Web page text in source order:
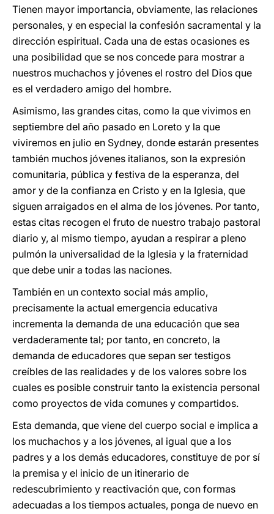
Tienen mayor importancia, obviamente, las relaciones
personales, y en especial la confesión sacramental y la
dirección espiritual. Cada una de estas ocasiones es
una posibilidad que se nos concede para mostrar a
nuestros muchachos y jóvenes el rostro del Dios que
es el verdadero amigo del hombre.
Asimismo, las grandes citas, como la que vivimos en
septiembre del año pasado en Loreto y la que
viviremos en julio en Sydney, donde estarán presentes
también muchos jóvenes italianos, son la expresión
comunitaria, pública y festiva de la esperanza, del
amor y de la confianza en Cristo y en la Iglesia, que
siguen arraigados en el alma de los jóvenes. Por tanto,
estas citas recogen el fruto de nuestro trabajo pastoral
diario y, al mismo tiempo, ayudan a respirar a pleno
pulmón la universalidad de la Iglesia y la fraternidad
que debe unir a todas las naciones.
También en un contexto social más amplio,
precisamente la actual emergencia educativa
incrementa la demanda de una educación que sea
verdaderamente tal; por tanto, en concreto, la
demanda de educadores que sepan ser testigos
creíbles de las realidades y de los valores sobre los
cuales es posible construir tanto la existencia personal
como proyectos de vida comunes y compartidos.
Esta demanda, que viene del cuerpo social e implica a
los muchachos y a los jóvenes, al igual que a los
padres y a los demás educadores, constituye de por sí
la premisa y el inicio de un itinerario de
redescubrimiento y reactivación que, con formas
adecuadas a los tiempos actuales, ponga de nuevo en